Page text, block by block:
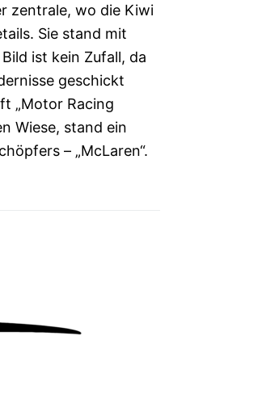
zentrale, wo die Kiwi
Sie stand mit
ist kein Zufall, da
geschickt
„Motor Racing
Wiese, stand ein
– „McLaren“.